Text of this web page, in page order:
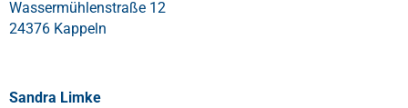
Wassermühlenstraße 12
24376 Kappeln
Sandra Limke